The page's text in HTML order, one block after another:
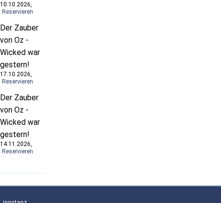
10.10.2026,
Reservieren
Der Zauber
von Oz -
Wicked war
gestern!
17.10.2026,
Reservieren
Der Zauber
von Oz -
Wicked war
gestern!
14.11.2026,
Reservieren